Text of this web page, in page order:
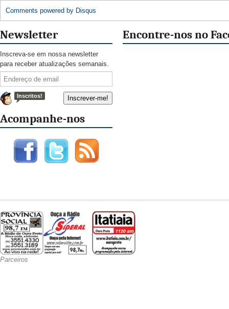
Comments powered by Disqus
Newsletter
Inscreva-se em nossa newsletter
para receber atualizações semanais.
Inscritos!
Acompanhe-nos
Encontre-nos no
Parceiros